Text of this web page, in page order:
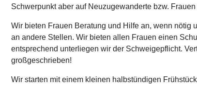
Schwerpunkt aber auf Neuzugewanderte bzw.
Wir bieten Frauen Beratung und Hilfe an, wenn nötig
an andere Stellen. Wir bieten allen Frauen einen
entsprechend unterliegen wir der Schweigepflicht.
großgeschrieben!
Wir starten mit einem kleinen halbstündigen